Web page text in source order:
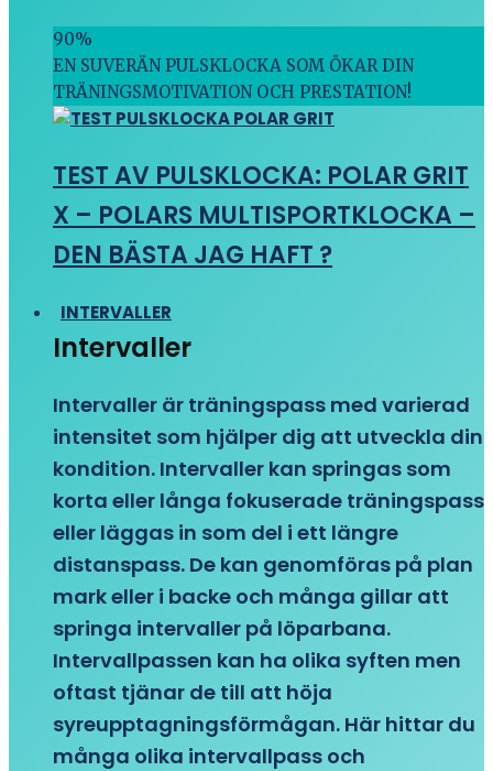
90%
EN SUVERÄN PULSKLOCKA SOM ÖKAR DIN
TRÄNINGSMOTIVATION OCH PRESTATION!
TEST AV PULSKLOCKA: POLAR GRIT
X – POLARS MULTISPORTKLOCKA –
DEN BÄSTA JAG HAFT ?
INTERVALLER
Intervaller
Intervaller är träningspass med varierad
intensitet som hjälper dig att utveckla din
kondition. Intervaller kan springas som
korta eller långa fokuserade träningspass
eller läggas in som del i ett längre
distanspass. De kan genomföras på plan
mark eller i backe och många gillar att
springa intervaller på löparbana.
Intervallpassen kan ha olika syften men
oftast tjänar de till att höja
syreupptagningsförmågan. Här hittar du
många olika intervallpass och